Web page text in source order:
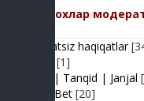
Изохлар
Adolatsiz haqiqatlar
[1]
Baxs| Tanqid | Janjal
BeshBet [20]